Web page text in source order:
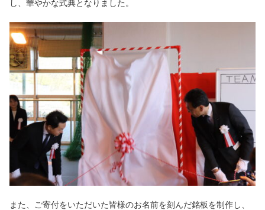
し、華やかな式典となりました。
また、ご寄付をいただいた皆様のお名前を刻んだ銘板を制作し、